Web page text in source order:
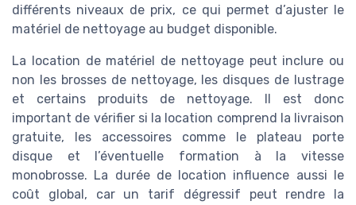
différents niveaux de prix, ce qui permet d’ajuster le
matériel de nettoyage au budget disponible.
La location de matériel de nettoyage peut inclure ou
non les brosses de nettoyage, les disques de lustrage
et certains produits de nettoyage. Il est donc
important de vérifier si la location comprend la livraison
gratuite, les accessoires comme le plateau porte
disque et l’éventuelle formation à la vitesse
monobrosse. La durée de location influence aussi le
coût global, car un tarif dégressif peut rendre la